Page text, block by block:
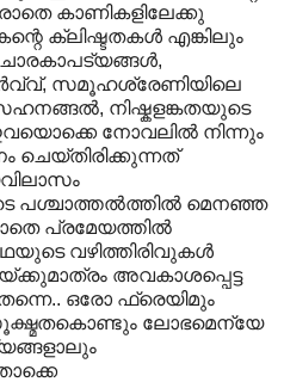
കാണികളിലേക്കു
ക്ലിഷ്ടതകൾ എങ്കിലും
സമൂഹശ്രേണിയിലെ
നിഷ്കളങ്കതയുടെ
നോവലിൽ നിന്നും
ചെയ്തിരിക്കുന്നത്
പശ്ചാത്തൽത്തിൽ മെനഞ്ഞ
പ്രമേയത്തിൽ
വഴിത്തിരിവുകൾ
അവകാശപ്പെട്ട
ഒരോ ഫ്രെയിമും
സൂക്ഷ്മതകൊണ്ടും ലോഭമെന്യേ